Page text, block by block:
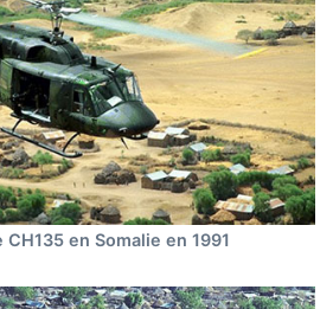
en Somalie en 1991